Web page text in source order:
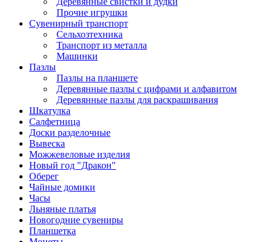
Прочие игрушки
Сувенирный транспорт
Сельхозтехника
Транспорт из металла
Машинки
Пазлы
Пазлы на планшете
Деревянные пазлы с цифрами и алфавитом
Деревянные пазлы для раскрашивания
Шкатулка
Салфетница
Доски разделочные
Вывеска
Можжевеловые изделия
Новый год "Дракон"
Оберег
Чайные домики
Часы
Льняные платья
Новогодние сувениры
Планшетка